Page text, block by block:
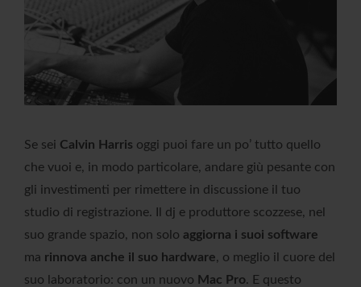
Se sei Calvin Harris oggi puoi fare un po’ tutto quello
che vuoi e, in modo particolare, andare giù pesante con
gli investimenti per rimettere in discussione il tuo
studio di registrazione. Il dj e produttore scozzese, nel
suo grande spazio, non solo aggiorna i suoi software
ma rinnova anche il suo hardware, o meglio il cuore del
suo laboratorio: con un nuovo Mac Pro. E questo